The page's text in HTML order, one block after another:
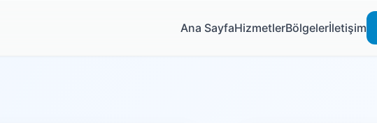
Ana SayfaHizmetlerBölgelerİletişim